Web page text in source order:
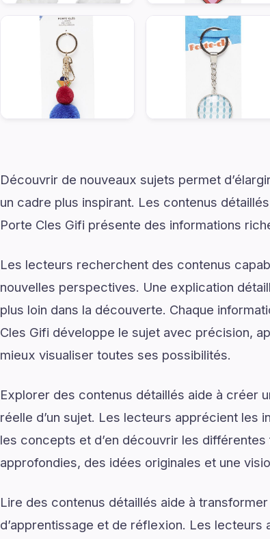
Découvrir de nouveaux sujets permet
un cadre plus inspirant. Les contenus
Porte Cles Gifi présente des informations
Les lecteurs recherchent des contenus
nouvelles perspectives. Une explication
plus loin dans la découverte. Chaque
Cles Gifi développe le sujet avec précision,
mieux visualiser toutes ses possibilités.
Explorer des contenus détaillés aide à créer
réelle d’un sujet. Les lecteurs apprécient les
les concepts et d’en découvrir les
approfondies, des idées originales et une
Lire des contenus détaillés aide à
d’apprentissage et de réflexion. Les